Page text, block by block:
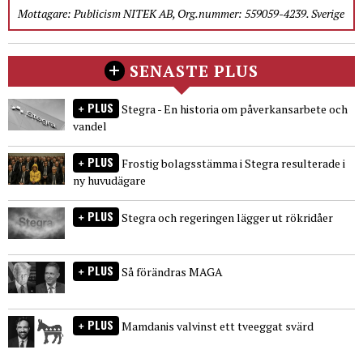
Mottagare: Publicism NITEK AB, Org.nummer: 559059-4239. Sverige
SENASTE PLUS
PLUS Stegra - En historia om påverkansarbete och
vandel
PLUS Frostig bolagsstämma i Stegra resulterade i
ny huvudägare
PLUS Stegra och regeringen lägger ut rökridåer
PLUS Så förändras MAGA
PLUS Mamdanis valvinst ett tveeggat svärd